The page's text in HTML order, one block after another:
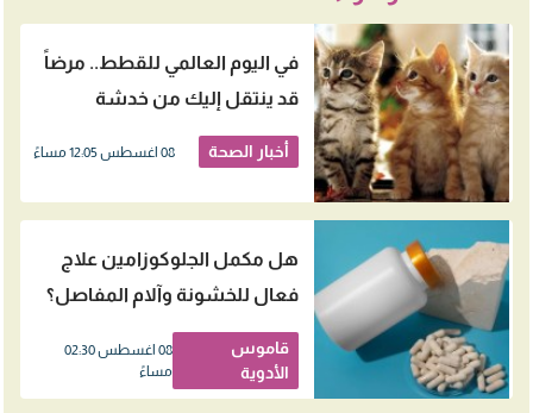
في اليوم العالمي للقطط.. مرضاً
قد ينتقل إليك من خدشة
بسيطة
أخبار الصحة 08 اغسطس 12:05 مساءً
هل مكمل الجلوكوزامين علاج
فعال للخشونة وآلام المفاصل؟
قاموس
الأدوية
08 اغسطس 02:30
مساءً